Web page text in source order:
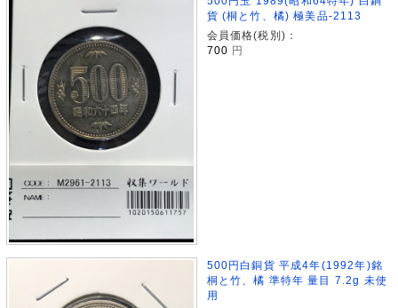
貨 (桐と竹、橘) 極美品-2113
会員価格(税別)：
700 円
500円白銅貨 平成4年(1992年)銘
桐と竹、橘 準特年 量目 7.2g 未使
用